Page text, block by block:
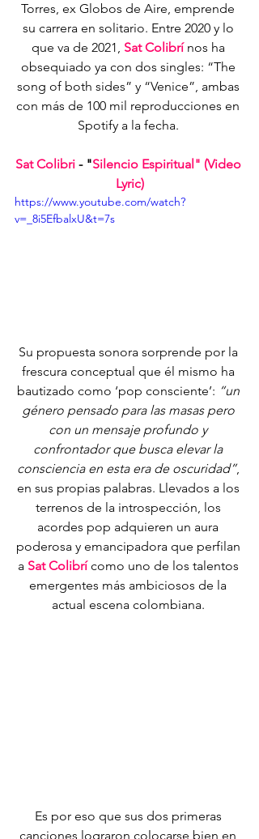
Torres, ex Globos de Aire, emprende
su carrera en solitario. Entre 2020 y lo
que va de 2021, Sat Colibrí nos ha
obsequiado ya con dos singles: “The
song of both sides” y “Venice”, ambas
con más de 100 mil reproducciones en
Spotify a la fecha.
Sat Colibri - "Silencio Espiritual" (Video
Lyric)
https://www.youtube.com/watch?
v=_8i5EfbalxU&t=7s
Su propuesta sonora sorprende por la
frescura conceptual que él mismo ha
bautizado como ‘pop consciente’: “un
género pensado para las masas pero
con un mensaje profundo y
confrontador que busca elevar la
consciencia en esta era de oscuridad”,
en sus propias palabras. Llevados a los
terrenos de la introspección, los
acordes pop adquieren un aura
poderosa y emancipadora que perfilan
a Sat Colibrí como uno de los talentos
emergentes más ambiciosos de la
actual escena colombiana.
Es por eso que sus dos primeras
canciones lograron colocarse bien en